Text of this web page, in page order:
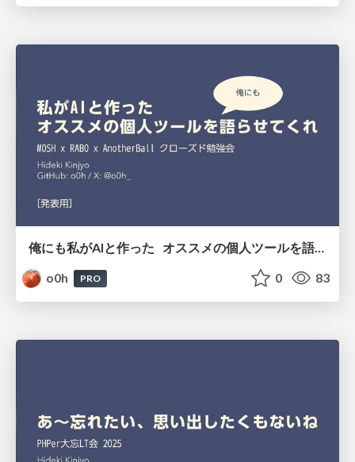
俺にも私がAIと作った オススメの個人ツールを語らせてくれ
o0h
PRO 0 83